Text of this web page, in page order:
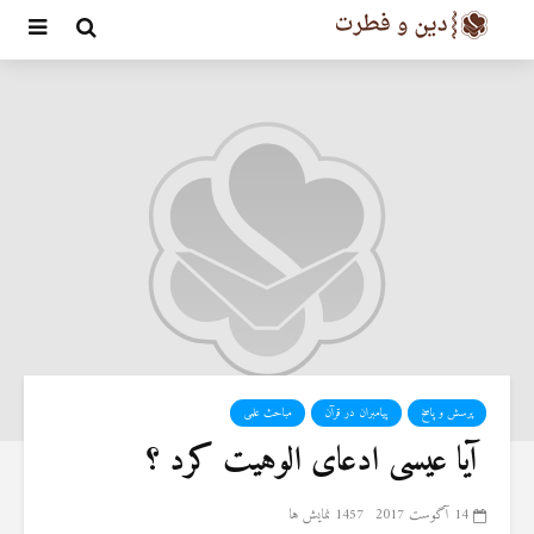
پرسش و پاسخ پیامبران در قرآن مباحث علمی
‍ آیا عیسی ادعای الوهیت کرد ؟
14 آگوست 2017 1457 نمایش ها